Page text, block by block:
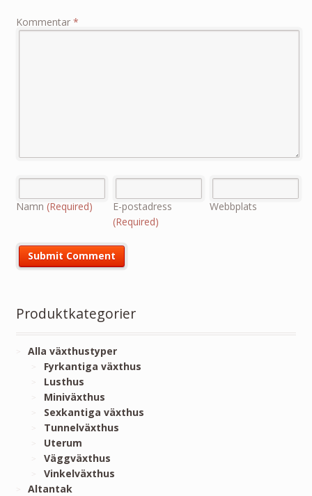
Kommentar *
Namn (Required)
E-postadress
(Required)
Webbplats
Produktkategorier
Alla växthustyper
Fyrkantiga växthus
Lusthus
Miniväxthus
Sexkantiga växthus
Tunnelväxthus
Uterum
Väggväxthus
Vinkelväxthus
Altantak